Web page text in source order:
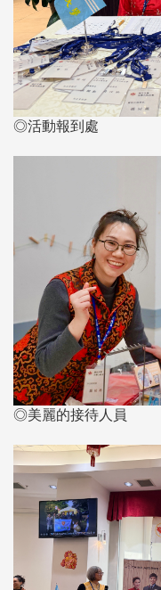
◎活動報到處
◎美麗的接待人員